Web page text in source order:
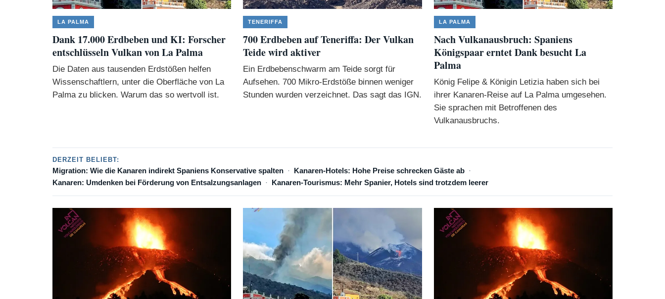
LA PALMA
Dank 17.000 Erdbeben und KI: Forscher
entschlüsseln Vulkan von La Palma
Die Daten aus tausenden Erdstößen helfen
Wissenschaftlern, unter die Oberfläche von La
Palma zu blicken. Warum das so wertvoll ist.
TENERIFFA
700 Erdbeben auf Teneriffa: Der Vulkan
Teide wird aktiver
Ein Erdbebenschwarm am Teide sorgt für
Aufsehen. 700 Mikro-Erdstöße binnen weniger
Stunden wurden verzeichnet. Das sagt das IGN.
LA PALMA
Nach Vulkanausbruch: Spaniens
Königspaar erntet Dank besucht La
Palma
König Felipe & Königin Letizia haben sich bei
ihrer Kanaren-Reise auf La Palma umgesehen.
Sie sprachen mit Betroffenen des
Vulkanausbruchs.
DERZEIT BELIEBT:
Migration: Wie die Kanaren indirekt Spaniens Konservative spalten
Kanaren-Hotels: Hohe Preise schrecken Gäste ab
Kanaren: Umdenken bei Förderung von Entsalzungsanlagen
Kanaren-Tourismus: Mehr Spanier, Hotels sind trotzdem leerer